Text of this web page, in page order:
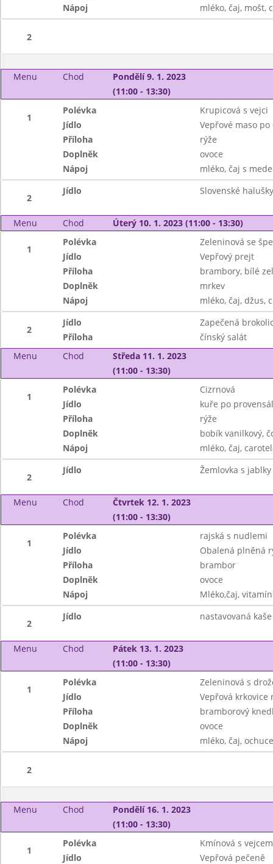
Nápoj
mléko, čaj, mošt,
2
Menu Chod
Pondělí 9. 1. 2023
(11:00 - 13:30)
1
Polévka
Krupicová s vejci
Jídlo
Vepřové maso po
Příloha
rýže
Doplněk
ovoce
Nápoj
mléko, čaj s
2
Jídlo Slovenské
Menu Chod Úterý 10. 1. 2023 (11:00 - 13:30)
1
Polévka
Zeleninová se
Jídlo
Vepřový prejt
Příloha
brambory, bílé
Doplněk
mrkev
Nápoj
mléko, čaj, džus,
2
Jídlo
Zapečená
Příloha
čínský salát
Menu
Chod
Středa 11. 1. 2023
(11:00 - 13:30)
1
Polévka
Cizrnová
Jídlo
kuře po
Příloha
rýže
Doplněk
bobík vanilkový,
Nápoj
mléko, čaj,
2
Jídlo Žemlovka s
Menu Chod
Čtvrtek 12. 1. 2023
(11:00 - 13:30)
1
Polévka
rajská s nudlemi
Jídlo
Obalená plněná
Příloha
brambor
Doplněk
ovoce
Nápoj
Mléko,čaj,
2
Jídlo nastavovaná
Menu Chod
Pátek 13. 1. 2023
(11:00 - 13:30)
1
Polévka
Zeleninová s
Jídlo
Vepřová krkovice
Příloha
bramborový
Doplněk
ovoce
Nápoj
mléko, čaj,
2
Menu Chod
Pondělí 16. 1. 2023
(11:00 - 13:30)
1
Polévka
Kmínová s
Jídlo
Vepřová pečeně